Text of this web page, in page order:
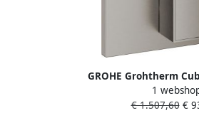
GROHE Grohtherm
voor inbouw
omstelling voor hoofd-
1
€ 1.507,60€